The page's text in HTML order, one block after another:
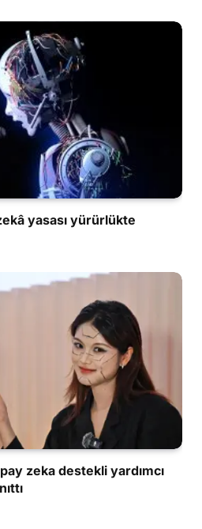
yasası yürürlükte
zeka destekli yardımcı